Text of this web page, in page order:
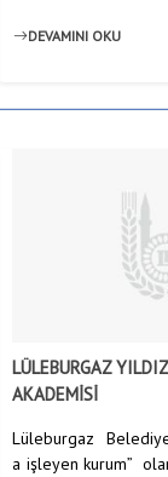
DEVAMINI OKU
LÜLEBURGAZ
AKADEMİSİ
Lüleburgaz
a işleyen kurum”